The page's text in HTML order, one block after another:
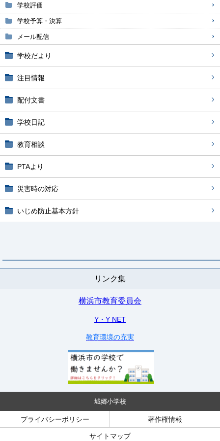
学校評価
学校予算・決算
メール配信
学校だより
注目情報
配付文書
学校日記
教育相談
PTAより
災害時の対応
いじめ防止基本方針
リンク集
横浜市教育委員会
Y・Y NET
教育環境の充実
城郷小学校
プライバシーポリシー 著作権情報
サイトマップ